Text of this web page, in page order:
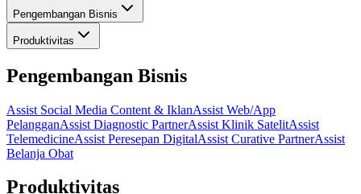
Pengembangan Bisnis
Produktivitas
Pengembangan Bisnis
Assist Social Media Content & IklanAssist Web/App
PelangganAssist Diagnostic PartnerAssist Klinik SatelitAssist
TelemedicineAssist Peresepan DigitalAssist Curative PartnerAssist
Belanja Obat
Produktivitas